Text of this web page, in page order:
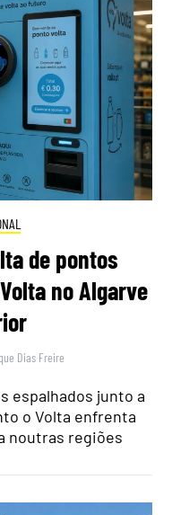
de pontos
no Algarve
Dias Freire
espalhados junto a
o Volta enfrenta
noutras regiões